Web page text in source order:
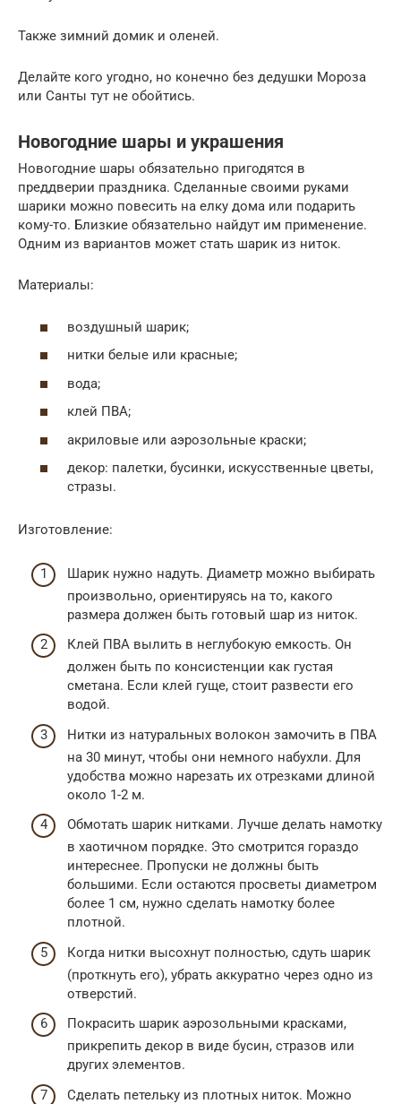
Также зимний домик и оленей.
Делайте кого угодно, но конечно без дедушки Мороза
или Санты тут не обойтись.
Новогодние шары и украшения
Новогодние шары обязательно пригодятся в
преддверии праздника. Сделанные своими руками
шарики можно повесить на елку дома или подарить
кому-то. Близкие обязательно найдут им применение.
Одним из вариантов может стать шарик из ниток.
Материалы:
воздушный шарик;
нитки белые или красные;
вода;
клей ПBA;
акриловые или аэрозольные краски;
декор: палетки, бусинки, искусственные цветы,
стразы.
Изготовление:
Шарик нужно надуть. Диаметр можно выбирать
произвольно, ориентируясь на то, какого
размера должен быть готовый шар из ниток.
Клей ПВА вылить в неглубокую емкость. Он
должен быть по консистенции как густая
сметана. Если клей гуще, стоит развести его
водой.
Нитки из натуральных волокон замочить в ПВА
на 30 минут, чтобы они немного набухли. Для
удобства можно нарезать их отрезками длиной
около 1-2 м.
Обмотать шарик нитками. Лучше делать намотку
в хаотичном порядке. Это смотрится гораздо
интереснее. Пропуски не должны быть
большими. Если остаются просветы диаметром
более 1 см, нужно сделать намотку более
плотной.
Когда нитки высохнут полностью, сдуть шарик
(проткнуть его), убрать аккуратно через одно из
отверстий.
Покрасить шарик аэрозольными красками,
прикрепить декор в виде бусин, стразов или
других элементов.
Сделать петельку из плотных ниток. Можно